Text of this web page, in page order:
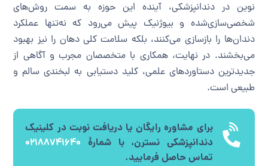
نوین در دندانپزشکی، آینده این حوزه به سمت روش‌های
شخصی‌سازی‌شده و بیوژنیک پیش می‌رود که نه‌تنها عملکرد
دندان‌ها را بازسازی می‌کنند، بلکه سلامت کلی دهان را نیز بهبود
می‌بخشند. در نهایت، همکاری با متخصصان مجرب و آگاهی از
جدیدترین دستاوردهای علمی، کلید دستیابی به لبخندی سالم و
طبیعی است.
برای مشاوره رایگان یا دریافت نوبت در کلینیک
دندانپزشکی نسترن، با شمارۀ ۰۲۱۸۸۷۴۱۶۴۰
تماس حاصل فرمایید.